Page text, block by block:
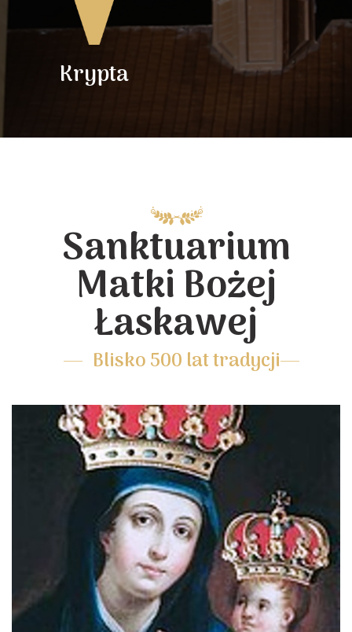
Krypta
Sanktuarium
Matki Bożej
Łaskawej
Blisko 500 lat tradycji